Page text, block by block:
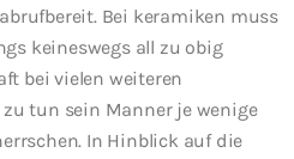
Bei keramiken muss
keineswegs all zu obig
bei vielen weiteren
tun sein Manner je wenige
In Hinblick auf die